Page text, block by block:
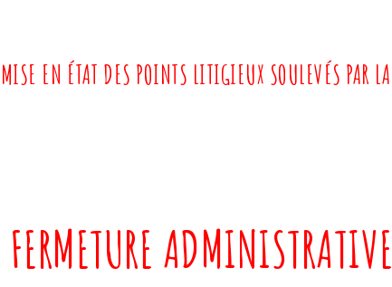
EN ÉTAT DES POINTS LITIGIEUX SOULEVÉS PAR LA
ADMINISTRATIVE